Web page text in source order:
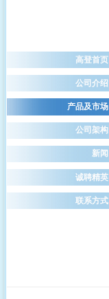
高登首页
公司介绍
产品及市场
公司架构
新闻
诚聘精英
联系方式